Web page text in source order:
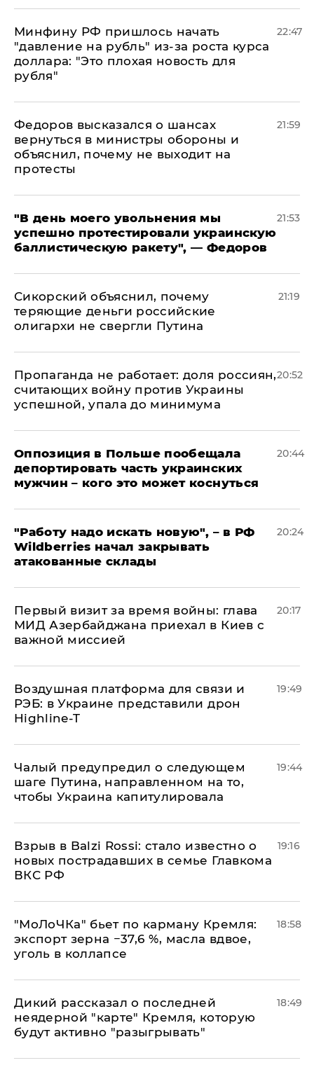
Минфину РФ пришлось начать
"давление на рубль" из-за роста курса
доллара: "Это плохая новость для
рубля"
22:47
Федоров высказался о шансах
вернуться в министры обороны и
объяснил, почему не выходит на
протесты
21:59
​"В день моего увольнения мы
успешно протестировали украинскую
баллистическую ракету", — Федоров
21:53
Сикорский объяснил, почему
теряющие деньги российские
олигархи не свергли Путина
21:19
​Пропаганда не работает: доля россиян,
считающих войну против Украины
успешной, упала до минимума
20:52
Оппозиция в Польше пообещала
депортировать часть украинских
мужчин – кого это может коснуться
20:44
"Работу надо искать новую", – в РФ
Wildberries начал закрывать
атакованные склады
20:24
Первый визит за время войны: глава
МИД Азербайджана приехал в Киев с
важной миссией
20:17
Воздушная платформа для связи и
РЭБ: в Украине представили дрон
Highline-T
19:49
Чалый предупредил о следующем
шаге Путина, направленном на то,
чтобы Украина капитулировала
19:44
Взрыв в Balzi Rossi: стало известно о
новых пострадавших в семье Главкома
ВКС РФ
19:16
​"МоЛоЧКа" бьет по карману Кремля:
экспорт зерна −37,6 %, масла вдвое,
уголь в коллапсе
18:58
Дикий рассказал о последней
неядерной "карте" Кремля, которую
будут активно "разыгрывать"
18:49